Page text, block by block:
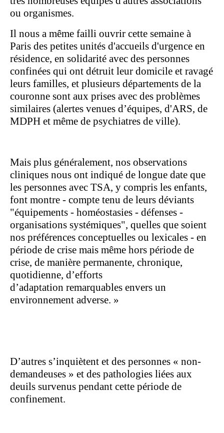
ou organismes.
Il nous a même failli ouvrir cette semaine à
Paris des petites unités d'accueils d'urgence en
résidence, en solidarité avec des personnes
confinées qui ont détruit leur domicile et ravagé
leurs familles, et plusieurs départements de la
couronne sont aux prises avec des problèmes
similaires (alertes venues d’équipes, d'ARS, de
MDPH et même de psychiatres de ville).
Mais plus généralement, nos observations
cliniques nous ont indiqué de longue date que
les personnes avec TSA, y compris les enfants,
font montre - compte tenu de leurs déviants
"équipements - homéostasies - défenses -
organisations systémiques", quelles que soient
nos préférences conceptuelles ou lexicales - en
période de crise mais même hors période de
crise, de manière permanente, chronique,
quotidienne, d’efforts
d’adaptation remarquables envers un
environnement adverse. »
D’autres s’inquiètent et des personnes « non-
demandeuses » et des pathologies liées aux
deuils survenus pendant cette période de
confinement.